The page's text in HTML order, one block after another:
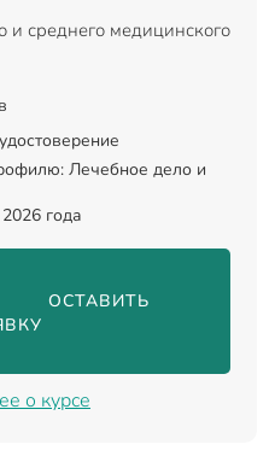
и среднего медицинского
удостоверение
Лечебное дело и
года
ОСТАВИТЬ
о курсе